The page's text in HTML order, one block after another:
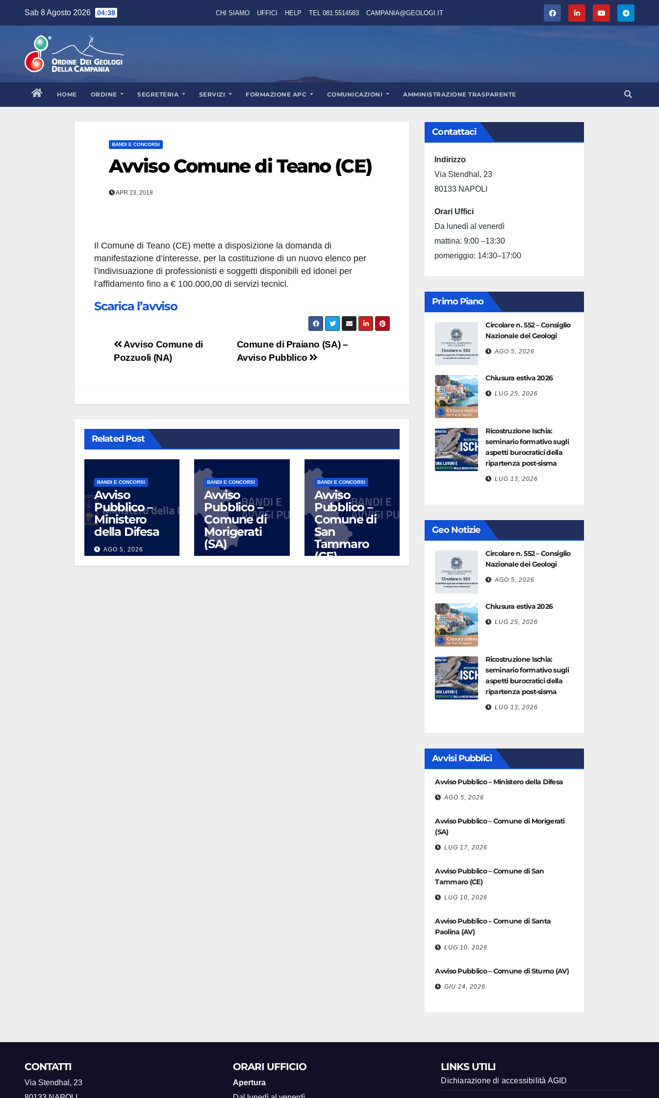
Sab 8 Agosto 2026 04:38 CHI SIAMO UFFICI HELP TEL 081.5514583 CAMPANIA@GEOLOGI.IT
HOME ORDINE SEGRETERIA SERVIZI FORMAZIONE APC COMUNICAZIONI AMMINISTRAZIONE TRASPARENTE
BANDI E CONCORSI
Avviso Comune di Teano (CE)
APR 23, 2018
Il Comune di Teano (CE) mette a disposizione la domanda di
manifestazione d’interesse, per la costituzione di un nuovo elenco per
l’indivisuazione di professionisti e soggetti disponibili ed idonei per
l’affidamento fino a € 100.000,00 di servizi tecnici.
Scarica l’avviso
Navigazione
articoli
Comune di Praiano (SA) –
Avviso Pubblico
Avviso Comune di
Pozzuoli (NA)
Related Post
BANDI E CONCORSI
Avviso
Pubblico –
Ministero
della Difesa
AGO 5, 2026
BANDI E CONCORSI
Avviso
Pubblico –
Comune di
Morigerati
(SA)
BANDI E CONCORSI
Avviso
Pubblico –
Comune di
San
Tammaro
(CE)
LUG 10, 2026
Contattaci
Indirizzo
Via Stendhal, 23
80133 NAPOLI
Orari Uffici
Da lunedì al venerdì
mattina: 9:00 –13:30
pomeriggio: 14:30–17:00
Primo Piano
Circolare n. 552 – Consiglio
Nazionale dei Geologi
AGO 5, 2026
Chiusura estiva 2026
LUG 25, 2026
Ricostruzione Ischia:
seminario formativo sugli
aspetti burocratici della
ripartenza post-sisma
LUG 13, 2026
Geo Notizie
Circolare n. 552 – Consiglio
Nazionale dei Geologi
AGO 5, 2026
Chiusura estiva 2026
LUG 25, 2026
Ricostruzione Ischia:
seminario formativo sugli
aspetti burocratici della
ripartenza post-sisma
LUG 13, 2026
Avvisi Pubblici
Avviso Pubblico – Ministero della Difesa
AGO 5, 2026
Avviso Pubblico – Comune di Morigerati
(SA)
LUG 17, 2026
Avviso Pubblico – Comune di San
Tammaro (CE)
LUG 10, 2026
Avviso Pubblico – Comune di Santa
Paolina (AV)
LUG 10, 2026
Avviso Pubblico – Comune di Sturno (AV)
GIU 24, 2026
CONTATTI
Via Stendhal, 23
ORARI UFFICIO
Apertura
LINKS UTILI
Dichiarazione di accessibilità AGID